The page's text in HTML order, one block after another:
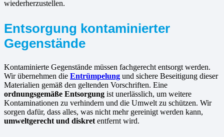
wiederherzustellen.
Entsorgung kontaminierter
Gegenstände
Kontaminierte Gegenstände müssen fachgerecht entsorgt werden.
Wir übernehmen die Entrümpelung und sichere Beseitigung dieser
Materialien gemäß den geltenden Vorschriften. Eine
ordnungsgemäße Entsorgung ist unerlässlich, um weitere
Kontaminationen zu verhindern und die Umwelt zu schützen. Wir
sorgen dafür, dass alles, was nicht mehr gereinigt werden kann,
umweltgerecht und diskret entfernt wird.